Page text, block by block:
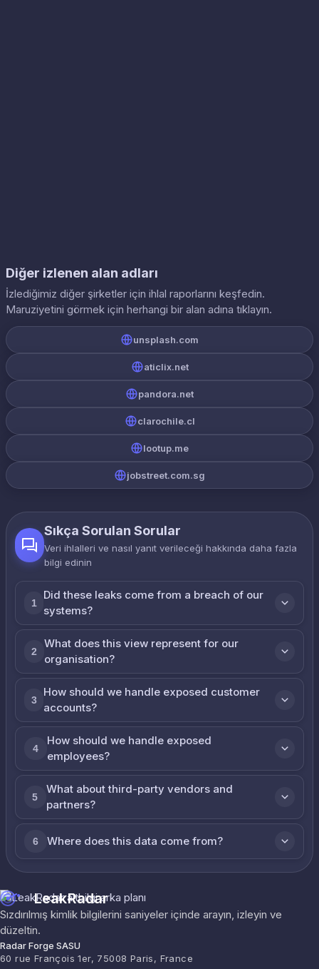
Diğer izlenen alan adları
İzlediğimiz diğer şirketler için ihlal raporlarını keşfedin.
Maruziyetini görmek için herhangi bir alan adına tıklayın.
unsplash.com
aticlix.net
pandora.net
clarochile.cl
lootup.me
jobstreet.com.sg
Sıkça Sorulan Sorular
Veri ihlalleri ve nasıl yanıt verileceği hakkında daha fazla
bilgi edinin
1
Did these leaks come from a breach of our
systems?
2
What does this view represent for our
organisation?
3
How should we handle exposed customer
accounts?
4
How should we handle exposed
employees?
5
What about third-party vendors and
partners?
6 Where does this data come from?
LeakRadar
Sızdırılmış kimlik bilgilerini saniyeler içinde arayın, izleyin ve
düzeltin.
Radar Forge SASU
60 rue François 1er, 75008 Paris, France